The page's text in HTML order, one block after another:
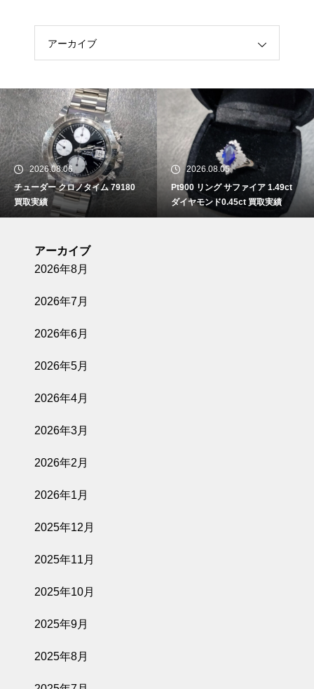
アーカイブ
2026.08.06
チューダー クロノタイム 79180
買取実績
2026.08.05
Pt900 リング サファイア 1.49ct
ダイヤモンド0.45ct 買取実績
アーカイブ
2026年8月
2026年7月
2026年6月
2026年5月
2026年4月
2026年3月
2026年2月
2026年1月
2025年12月
2025年11月
2025年10月
2025年9月
2025年8月